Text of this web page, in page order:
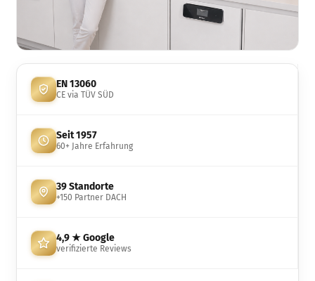
EN 13060
CE via TÜV SÜD
Seit 1957
60+ Jahre Erfahrung
39 Standorte
+150 Partner DACH
4,9 ★ Google
verifizierte Reviews